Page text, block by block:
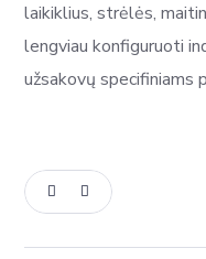
laikiklius, strėlės,
lengviau konfiguruoti
užsakovų specifiniams